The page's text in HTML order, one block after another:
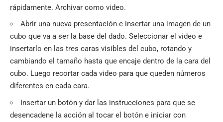
rápidamente. Archivar como video.
Abrir una nueva presentación e insertar una imagen de un
cubo que va a ser la base del dado. Seleccionar el video e
insertarlo en las tres caras visibles del cubo, rotando y
cambiando el tamaño hasta que encaje dentro de la cara del
cubo. Luego recortar cada video para que queden números
diferentes en cada cara.
Insertar un botón y dar las instrucciones para que se
desencadene la acción al tocar el botón e iniciar con